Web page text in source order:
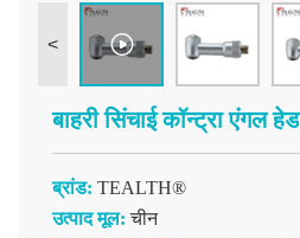
<
बाहरी सिंचाई कॉन्ट्रा एंगल हेड
ब्रांड: TEALTH®
उत्पाद मूल: चीन